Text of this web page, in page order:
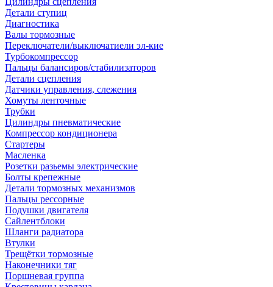
Детали ступиц
Диагностика
Валы тормозные
Переключатели/выключатиели эл-кие
Турбокомпрессор
Пальцы балансиров/стабилизаторов
Детали сцепления
Датчики управления, слежения
Хомуты ленточные
Трубки
Цилиндры пневматические
Компрессор кондиционера
Стартеры
Масленка
Розетки разьемы электрические
Болты крепежные
Детали тормозных механизмов
Пальцы рессорные
Подушки двигателя
Сайлентблоки
Шланги радиатора
Втулки
Трещётки тормозные
Наконечники тяг
Поршневая группа